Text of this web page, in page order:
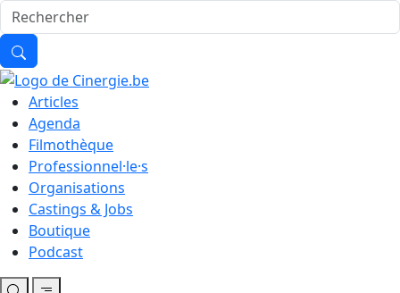
Articles
Agenda
Filmothèque
Professionnel·le·s
Organisations
Castings & Jobs
Boutique
Podcast